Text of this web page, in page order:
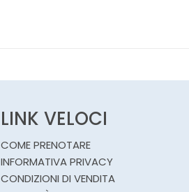
LINK VELOCI
COME PRENOTARE
INFORMATIVA PRIVACY
CONDIZIONI DI VENDITA